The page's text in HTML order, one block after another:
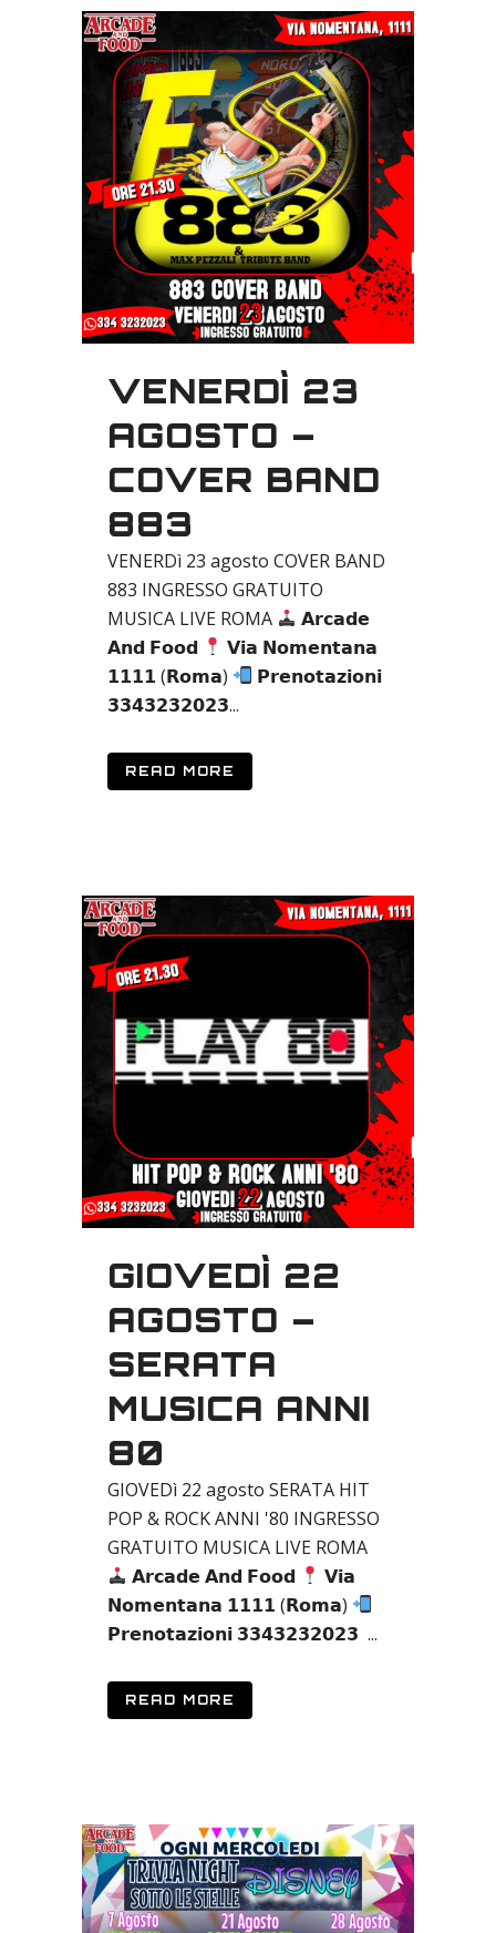
VENERDÌ 23
AGOSTO –
COVER BAND
883
VENERDì 23 agosto COVER BAND
883 INGRESSO GRATUITO
MUSICA LIVE ROMA
𝗔𝗿𝗰𝗮𝗱𝗲
𝗔𝗻𝗱 𝗙𝗼𝗼𝗱
𝗩𝗶𝗮 𝗡𝗼𝗺𝗲𝗻𝘁𝗮𝗻𝗮
𝟭𝟭𝟭𝟭 (𝗥𝗼𝗺𝗮)
𝗣𝗿𝗲𝗻𝗼𝘁𝗮𝘇𝗶𝗼𝗻𝗶
𝟯𝟯𝟰𝟯𝟮𝟯𝟮𝟬𝟮𝟯...
READ MORE
GIOVEDÌ 22
AGOSTO –
SERATA
MUSICA ANNI
80
GIOVEDì 22 agosto SERATA HIT
POP & ROCK ANNI '80 INGRESSO
GRATUITO MUSICA LIVE ROMA
𝗔𝗿𝗰𝗮𝗱𝗲 𝗔𝗻𝗱 𝗙𝗼𝗼𝗱
𝗩𝗶𝗮
𝗡𝗼𝗺𝗲𝗻𝘁𝗮𝗻𝗮 𝟭𝟭𝟭𝟭 (𝗥𝗼𝗺𝗮)
𝗣𝗿𝗲𝗻𝗼𝘁𝗮𝘇𝗶𝗼𝗻𝗶 𝟯𝟯𝟰𝟯𝟮𝟯𝟮𝟬𝟮𝟯 ...
READ MORE